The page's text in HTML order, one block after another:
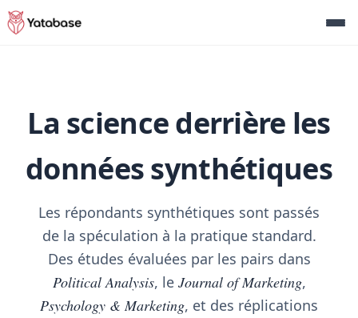
La science derrière les
données synthétiques
Les répondants synthétiques sont passés
de la spéculation à la pratique standard.
Des études évaluées par les pairs dans
Political Analysis, le Journal of Marketing,
Psychology & Marketing, et des réplications